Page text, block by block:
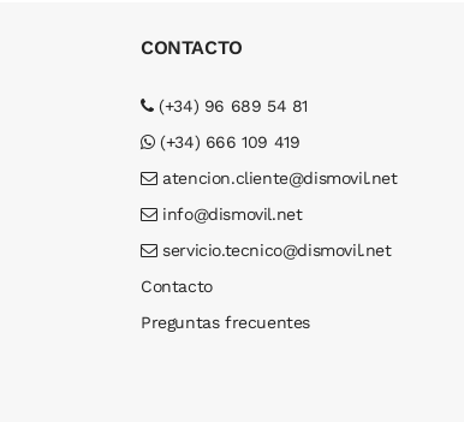
CONTACTO
(+34) 96 689 54 81
(+34) 666 109 419
atencion.cliente@dismovil.net
info@dismovil.net
servicio.tecnico@dismovil.net
Contacto
Preguntas frecuentes